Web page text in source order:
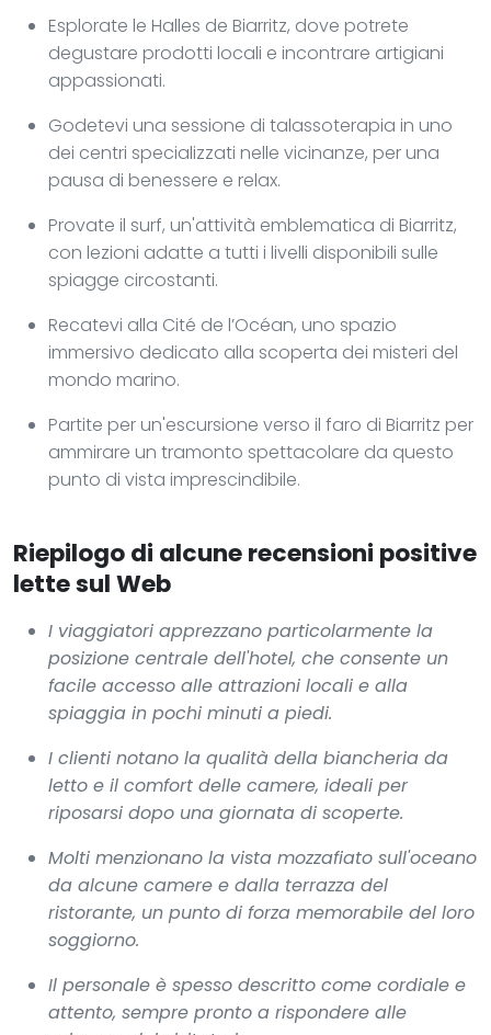
Esplorate le Halles de Biarritz, dove potrete
degustare prodotti locali e incontrare artigiani
appassionati.
Godetevi una sessione di talassoterapia in uno
dei centri specializzati nelle vicinanze, per una
pausa di benessere e relax.
Provate il surf, un'attività emblematica di Biarritz,
con lezioni adatte a tutti i livelli disponibili sulle
spiagge circostanti.
Recatevi alla Cité de l’Océan, uno spazio
immersivo dedicato alla scoperta dei misteri del
mondo marino.
Partite per un'escursione verso il faro di Biarritz per
ammirare un tramonto spettacolare da questo
punto di vista imprescindibile.
Riepilogo di alcune recensioni positive
lette sul Web
I viaggiatori apprezzano particolarmente la
posizione centrale dell'hotel, che consente un
facile accesso alle attrazioni locali e alla
spiaggia in pochi minuti a piedi.
I clienti notano la qualità della biancheria da
letto e il comfort delle camere, ideali per
riposarsi dopo una giornata di scoperte.
Molti menzionano la vista mozzafiato sull'oceano
da alcune camere e dalla terrazza del
ristorante, un punto di forza memorabile del loro
soggiorno.
Il personale è spesso descritto come cordiale e
attento, sempre pronto a rispondere alle